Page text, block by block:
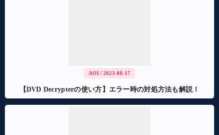
AOI / 2023-08-17
【DVD Decrypterの使い方】エラー時の対処方法も解説！